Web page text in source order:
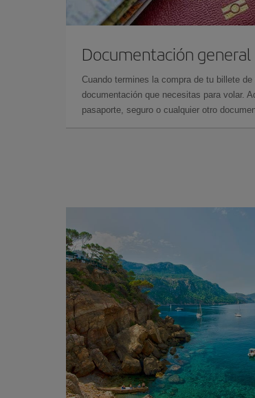
Documentación general
Cuando termines la compra de tu billete
documentación que necesitas para volar.
pasaporte, seguro o cualquier otro